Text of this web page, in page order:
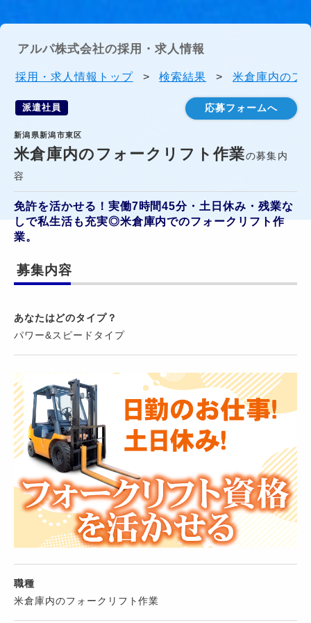
アルパ株式会社の採用・求人情報
採用・求人情報トップ > 検索結果 > 米倉庫内のフ
派遣社員 応募フォームへ
新潟県新潟市東区
米倉庫内のフォークリフト作業の募集内
容
免許を活かせる！実働7時間45分・土日休み・残業な
しで私生活も充実◎米倉庫内でのフォークリフト作
業。
募集内容
あなたはどのタイプ？
パワー&スピードタイプ
職種
米倉庫内のフォークリフト作業